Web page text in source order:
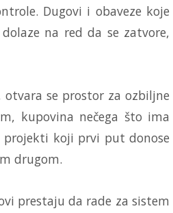
Dugovi i obaveze koje
na red da se zatvore,
se prostor za ozbiljne
kupovina nečega što ima
koji prvi put donose
drugom.
prestaju da rade za sistem